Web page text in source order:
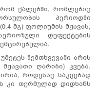
ქალებში, რომლებიც
პერიოდში
მგ) ფოლიუმის მჟავას,
დეფექტების
შემთხვევაში არის
ღარიბი) კვება.
როდესაც საკვებად
კი თერმულად დიდხანს